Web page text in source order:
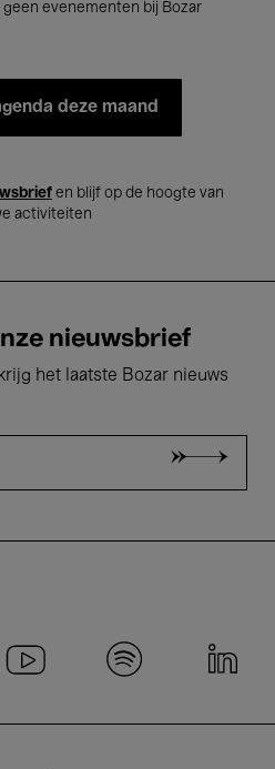
evenementen bij Bozar
deze maand
en blijf op de hoogte van
activiteiten
nieuwsbrief
het laatste Bozar nieuws